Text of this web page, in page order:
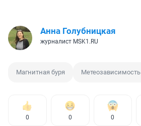
Анна Голубницкая
журналист MSK1.RU
Магнитная буря Метеозависимость
0 0 0